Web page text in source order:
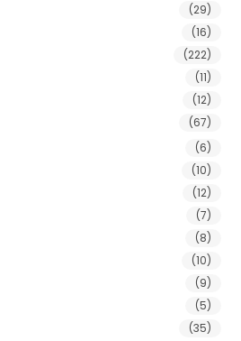
(29)
(16)
(222)
(11)
(12)
(67)
(6)
(10)
(12)
(7)
(8)
(10)
(9)
(5)
(35)